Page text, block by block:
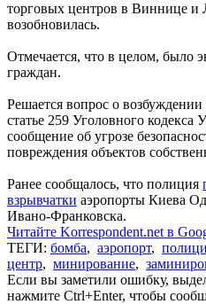
торговых центров в Виннице и
возобновилась.
Отмечается, что в целом, было
граждан.
Решается вопрос о
статье 259 Уголовного
сообщение об угрозе
повреждения объектов
Ранее сообщалось, что полиция
взрывчатки аэропорты Киева
Ивано-Франковска.
Читайте Korrespondent.net в
ТЕГИ: бомба, аэропорт,
центр, минирование,
Если вы заметили ошибку,
нажмите Ctrl+Enter, чтобы